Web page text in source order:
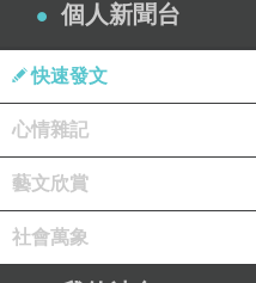
個人新聞台
快速發文
心情雜記
藝文欣賞
社會萬象